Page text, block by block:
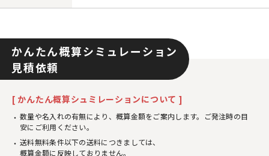
かんたん概算シミュレーション
見積依頼
[ かんたん概算シュミレーションについて ]
数量や名入れの有無により、概算金額をご案内します。ご発注時の目
安にご利用ください。
送料無料条件以下の送料につきましては、
概算金額に反映しておりません。